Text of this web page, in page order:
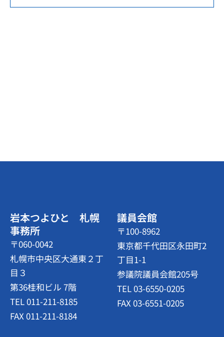
岩本つよひと 札幌
事務所
〒060-0042
札幌市中央区大通東２丁
目３
第36桂和ビル 7階
TEL 011-211-8185
FAX 011-211-8184
議員会館
〒100-8962
東京都千代田区永田町2
丁目1-1
参議院議員会館205号
TEL 03-6550-0205
FAX 03-6551-0205